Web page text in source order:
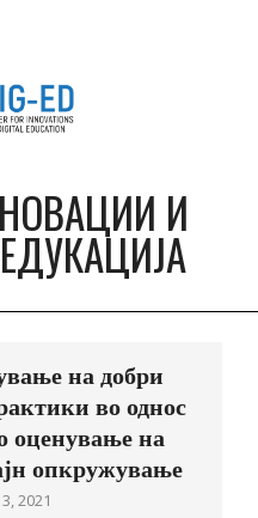
И
на добри
во однос
оценување на
опкружување
2021